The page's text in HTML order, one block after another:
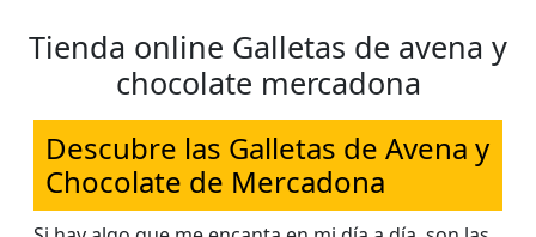
Tienda online Galletas de avena y
chocolate mercadona
Descubre las Galletas de Avena y
Chocolate de Mercadona